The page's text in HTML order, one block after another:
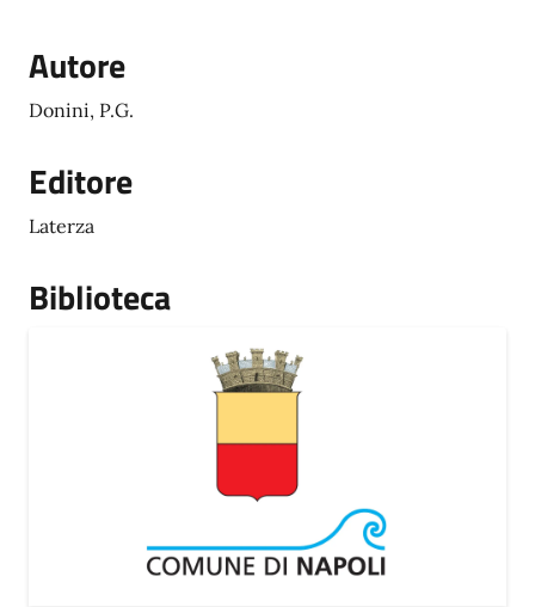
Autore
Donini, P.G.
Editore
Laterza
Biblioteca